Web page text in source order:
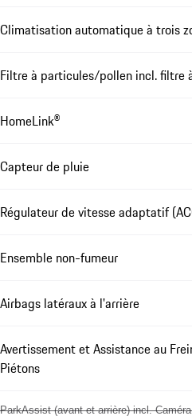
Climatisation automatique à trois
Filtre à particules/pollen incl. filtre
HomeLink®
Capteur de pluie
Régulateur de vitesse adaptatif
Ensemble non-fumeur
Airbags latéraux à l'arrière
Avertissement et Assistance au
Piétons
ParkAssist (avant et arrière) incl.